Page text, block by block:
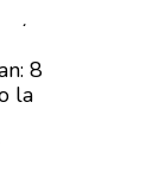
8
la